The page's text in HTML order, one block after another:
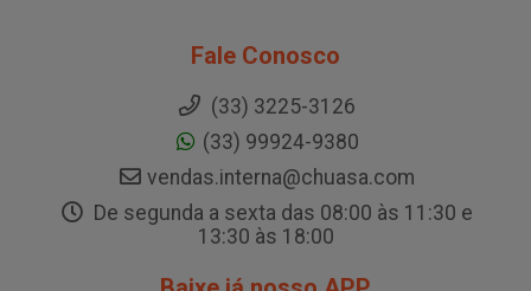
Fale Conosco
(33) 3225-3126
(33) 99924-9380
vendas.interna@chuasa.com
De segunda a sexta das 08:00 às 11:30 e
13:30 às 18:00